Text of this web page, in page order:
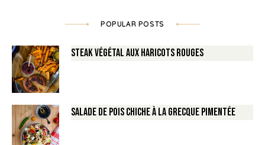
POPULAR POSTS
Steak végétal aux haricots rouges
Salade de Pois chiche à la Grecque pimentée